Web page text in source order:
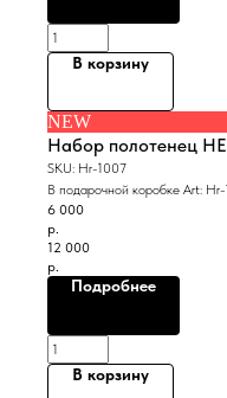
В корзину
NEW
Набор полотенец
SKU: Hr-1007
В подарочной коробке Art:
6 000
р.
12 000
р.
Подробнее
В корзину